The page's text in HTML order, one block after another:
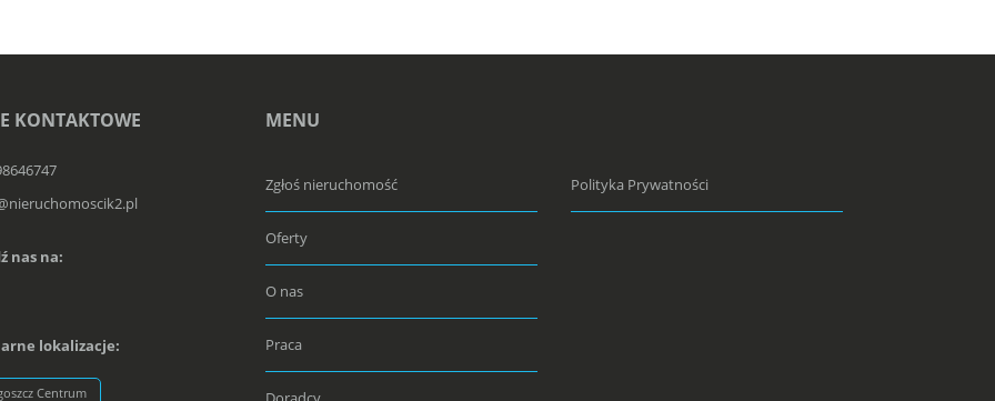
KONTAKTOWE
nas na:
lokalizacje:
Centrum
MENU
Zgłoś nieruchomość
Oferty
O nas
Praca
Polityka Prywatności